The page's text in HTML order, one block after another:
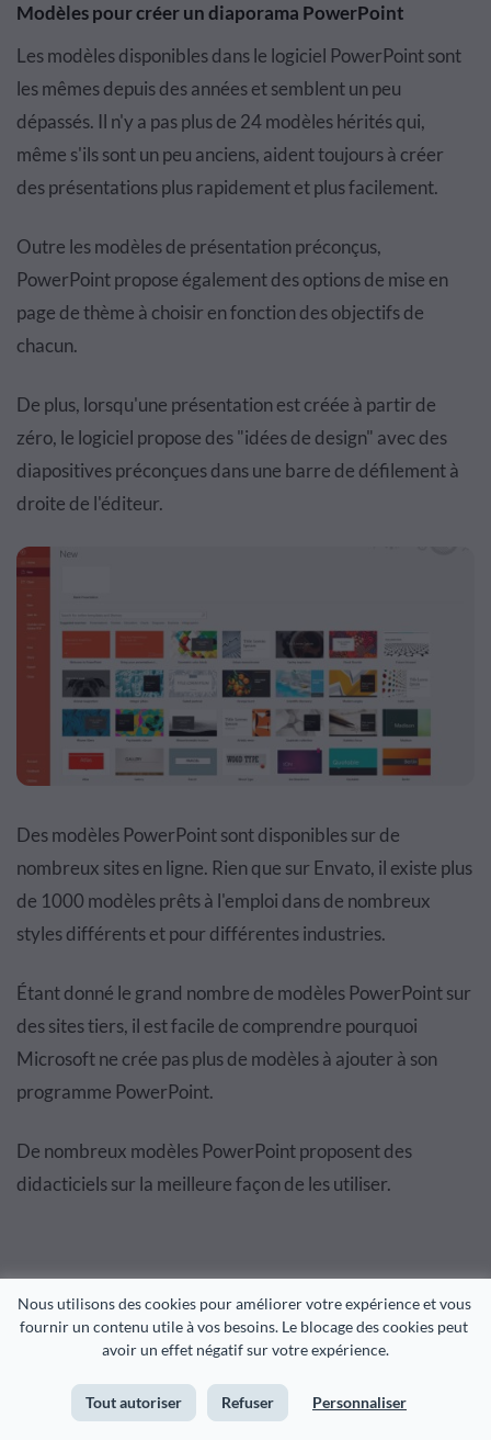
Nous utilisons des cookies pour améliorer votre expérience et vous
fournir un contenu utile à vos besoins. Le blocage des cookies peut
avoir un effet négatif sur votre expérience.
Tout autoriser Refuser Personnaliser
Modèles pour créer un diaporama PowerPoint
Les modèles disponibles dans le logiciel PowerPoint sont
les mêmes depuis des années et semblent un peu
dépassés. Il n'y a pas plus de 24 modèles hérités qui,
même s'ils sont un peu anciens, aident toujours à créer
des présentations plus rapidement et plus facilement.
Outre les modèles de présentation préconçus,
PowerPoint propose également des options de mise en
page de thème à choisir en fonction des objectifs de
chacun.
De plus, lorsqu'une présentation est créée à partir de
zéro, le logiciel propose des "idées de design" avec des
diapositives préconçues dans une barre de défilement à
droite de l'éditeur.
Des modèles PowerPoint sont disponibles sur de
nombreux sites en ligne. Rien que sur Envato, il existe plus
de 1000 modèles prêts à l'emploi dans de nombreux
styles différents et pour différentes industries.
Étant donné le grand nombre de modèles PowerPoint sur
des sites tiers, il est facile de comprendre pourquoi
Microsoft ne crée pas plus de modèles à ajouter à son
programme PowerPoint.
De nombreux modèles PowerPoint proposent des
didacticiels sur la meilleure façon de les utiliser.
Tarifs d'un logiciel de création de diaporama de
présentation
Passons au coût de chaque logiciel de diaporama de
présentation. Jetons un coup d'œil aux différentes options